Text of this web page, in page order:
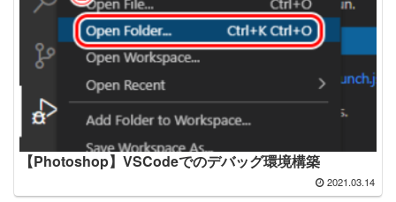
【Photoshop】VSCodeでのデバッグ環境構築
2021.03.14